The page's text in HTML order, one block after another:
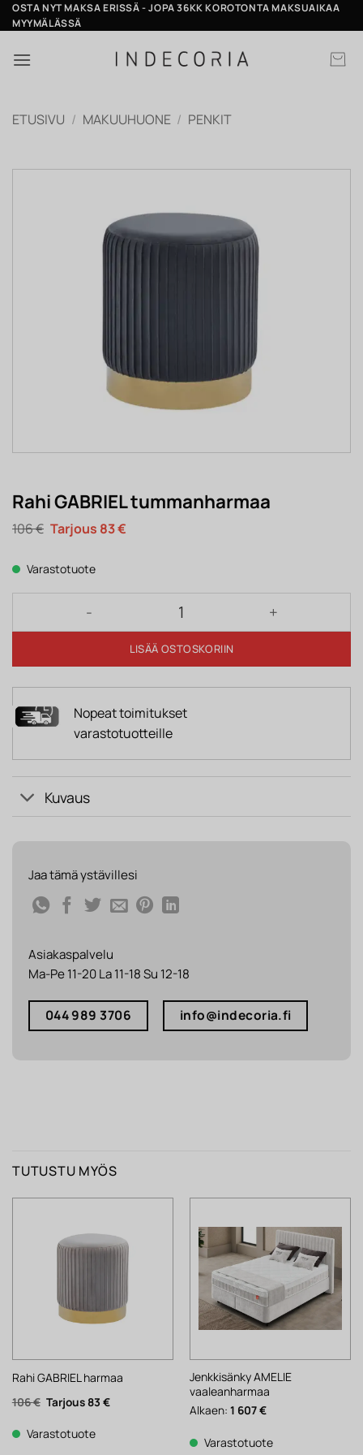
Skip
to
OSTA NYT MAKSA ERISSÄ - JOPA 36KK KOROTONTA MAKSUAIKAA
MYYMÄLÄSSÄ
ETUSIVU / MAKUUHUONE / PENKIT
Rahi GABRIEL tummanharmaa
106€ Alkuperäinen
hinta
106 €.
83€Nykyinen
Varastotuote
Rahi GABRIEL tummanharmaa määrä
LISÄÄ OSTOSKORIIN
Nopeat toimitukset
varastotuotteille
Kuvaus
Jaa tämä ystävillesi
Asiakaspalvelu
Ma-Pe 11-20 La 11-18 Su 12-18
044 989 3706 info@indecoria.fi
TUTUSTU MYÖS
Rahi GABRIEL harmaa
106€ Alkuperäinen
hinta
106 €.
83 €Nykyinen
Varastotuote
Jenkkisänky AMELIE
vaaleanharmaa
Alkaen: 1 607€
Varastotuote